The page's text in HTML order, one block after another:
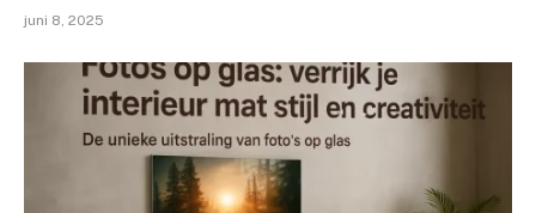
juni 8, 2025